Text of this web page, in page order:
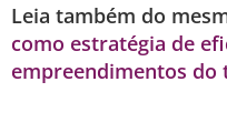
Leia também do
como estratégia de
empreendimentos do